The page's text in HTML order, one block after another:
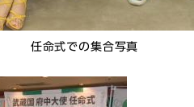
任命式での集合写真